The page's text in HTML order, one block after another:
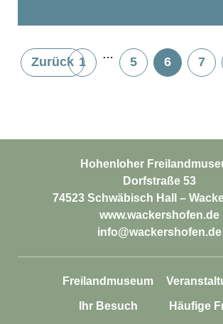
Zurück 1
…
5 6 7
Hohenloher
Dorfstraße 53
74523 Schwäbisch Hall –
www.wackershofen.de
info@wackershofen.de
Freilandmuseum
Ihr Besuch Häufige